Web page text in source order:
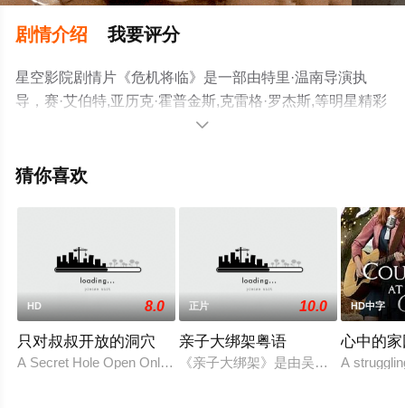
剧情介绍 我要评分
星空影院剧情片《危机将临》是一部由特里·温南导演执
导，赛·艾伯特,亚历克·霍普金斯,克雷格·罗杰斯,等明星精彩
演绎的美国电影，手机免费观看高清无删减完整版电影大
视猫或剧情网等平台了解。

猜你喜欢
HD 8.0
只对叔叔开放的洞穴
A Secret Hole Open Only To The Uncle
正片 10.0
亲子大绑架粤语
《亲子大绑架》是由吴绮莉导演，
HD中字
心中的
A